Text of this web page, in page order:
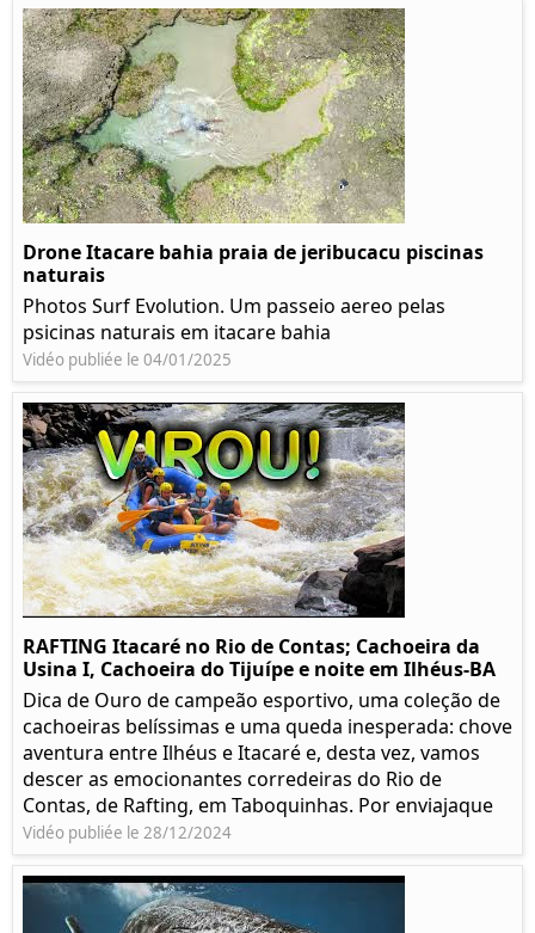
Drone Itacare bahia praia de jeribucacu piscinas
naturais
Photos Surf Evolution. Um passeio aereo pelas
psicinas naturais em itacare bahia
Vidéo publiée le 04/01/2025
RAFTING Itacaré no Rio de Contas; Cachoeira da
Usina I, Cachoeira do Tijuípe e noite em Ilhéus-BA
Dica de Ouro de campeão esportivo, uma coleção de
cachoeiras belíssimas e uma queda inesperada: chove
aventura entre Ilhéus e Itacaré e, desta vez, vamos
descer as emocionantes corredeiras do Rio de
Contas, de Rafting, em Taboquinhas. Por enviajaque
Vidéo publiée le 28/12/2024